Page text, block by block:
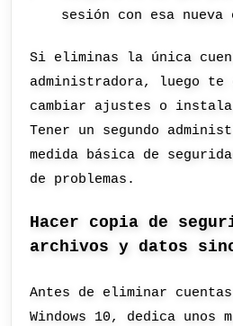
sesión con esa nueva
Si eliminas la única
administradora, luego te
cambiar ajustes o
Tener un segundo
medida básica de
de problemas.
Hacer copia de
archivos y datos
Antes de eliminar
Windows 10, dedica unos